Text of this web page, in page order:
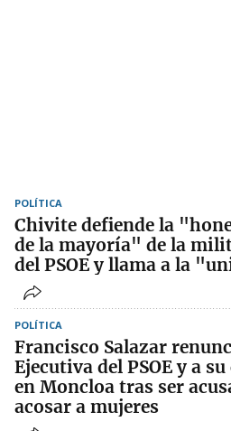
POLÍTICA
Chivite defiende la
de la mayoría" de la
del PSOE y llama a la
POLÍTICA
Francisco Salazar
Ejecutiva del PSOE y a
en Moncloa tras ser
acosar a mujeres